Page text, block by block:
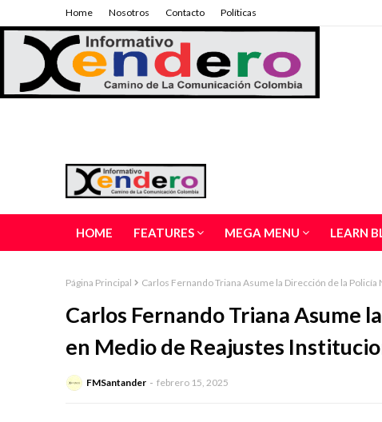
Home Nosotros Contacto Políticas
HOME FEATURES MEGA MENU LEARN
Página Principal Carlos Fernando Triana Asume la Dirección de la
Carlos Fernando Triana Asume
en Medio de Reajustes
FMSantander febrero 15, 2025